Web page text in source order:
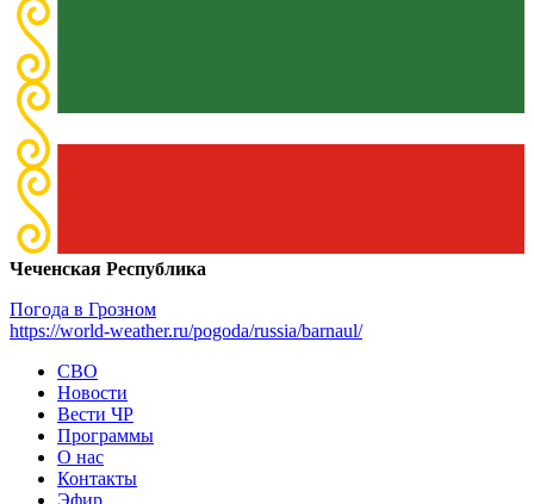
Чеченская Республика
Погода в Грозном
https://world-weather.ru/pogoda/russia/barnaul/
СВО
Новости
Вести ЧР
Программы
О нас
Контакты
Эфир